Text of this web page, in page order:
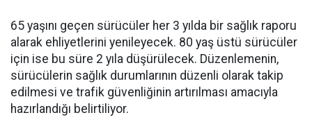
65 yaşını geçen sürücüler her 3 yılda bir sağlık raporu
alarak ehliyetlerini yenileyecek. 80 yaş üstü sürücüler
için ise bu süre 2 yıla düşürülecek. Düzenlemenin,
sürücülerin sağlık durumlarının düzenli olarak takip
edilmesi ve trafik güvenliğinin artırılması amacıyla
hazırlandığı belirtiliyor.